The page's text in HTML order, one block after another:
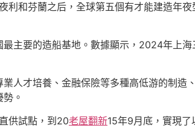
利和芬蘭之后，全球第五個有才能建造年
主要的造船基地。數據顯示，2024年上海
人才培養、金融保險等多種高低游的制造
。
供試點，到20老屋翻新15年9月底，實現